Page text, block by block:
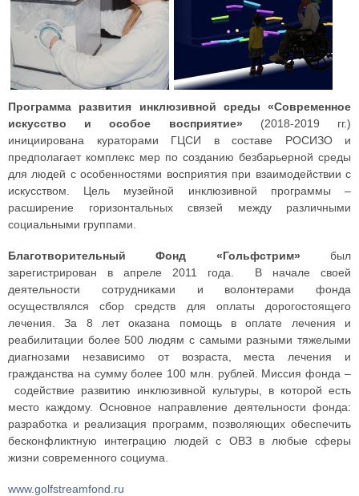
Программа развития инклюзивной среды «Современное
искусство и особое восприятие» (2018-2019 гг.)
инициирована кураторами ГЦСИ в составе РОСИЗО и
предполагает комплекс мер по созданию безбарьерной среды
для людей с особенностями восприятия при взаимодействии с
искусством. Цель музейной инклюзивной программы –
расширение горизонтальных связей между различными
социальными группами.
Благотворительный Фонд «Гольфстрим» был
зарегистрирован в апреле 2011 года. В начале своей
деятельности сотрудниками и волонтерами фонда
осуществлялся сбор средств для оплаты дорогостоящего
лечения. За 8 лет оказана помощь в оплате лечения и
реабилитации более 500 людям с самыми разными тяжелыми
диагнозами независимо от возраста, места лечения и
гражданства на сумму более 100 млн. рублей. Миссия фонда –
содействие развитию инклюзивной культуры, в которой есть
место каждому. Основное направление деятельности фонда:
разработка и реализация программ, позволяющих обеспечить
бесконфликтную интеграцию людей с ОВЗ в любые сферы
жизни современного социума.
www.golfstreamfond.ru